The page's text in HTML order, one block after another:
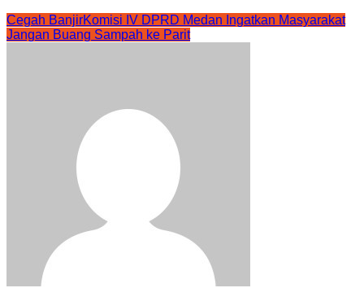
Cegah BanjirKomisi IV DPRD Medan Ingatkan Masyarakat
Jangan Buang Sampah ke Parit